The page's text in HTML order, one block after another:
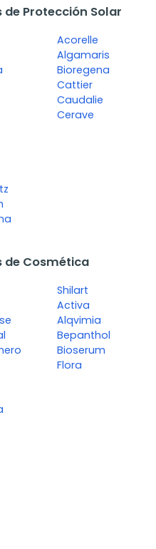
Protección Solar
Acorelle
Algamaris
Bioregena
Cattier
Caudalie
Cerave
de Cosmética
Shilart
Activa
Alqvimia
Bepanthol
Bioserum
Flora